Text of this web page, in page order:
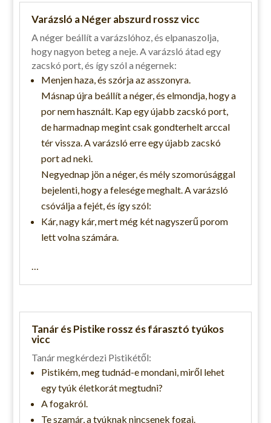
Varázsló a Néger abszurd rossz vicc
A néger beállít a varázslóhoz, és elpanaszolja,
hogy nagyon beteg a neje. A varázsló átad egy
zacskó port, és így szól a négernek:
Menjen haza, és szórja az asszonyra.
Másnap újra beállít a néger, és elmondja, hogy a
por nem használt. Kap egy újabb zacskó port,
de harmadnap megint csak gondterhelt arccal
tér vissza. A varázsló erre egy újabb zacskó
port ad neki.
Negyednap jön a néger, és mély szomorúsággal
bejelenti, hogy a felesége meghalt. A varázsló
csóválja a fejét, és így szól:
Kár, nagy kár, mert még két nagyszerű porom
lett volna számára.
Tanár és Pistike rossz és fárasztó tyúkos
vicc
Tanár megkérdezi Pistikétől:
Pistikém, meg tudnád-e mondani, miről lehet
egy tyúk életkorát megtudni?
A fogakról.
Te szamár, a tyúknak nincsenek fogai.